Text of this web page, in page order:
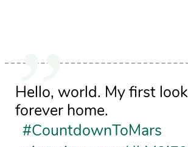
Hello, world. My first
forever home.
#CountdownToMars